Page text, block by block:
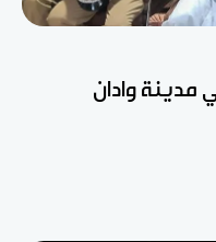
مدينة وادان